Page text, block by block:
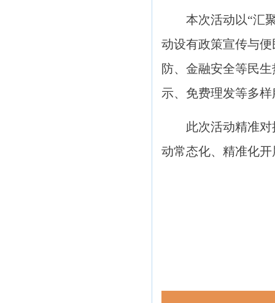
本次活动以“汇
动设有政策宣传与
防、金融安全等民
示、免费理发等多
此次活动精准
动常态化、精准化